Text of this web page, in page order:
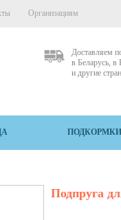
Организациям
Доставляем
в Беларусь, в
и другие
ПОДКОРМКИ
Подпруга